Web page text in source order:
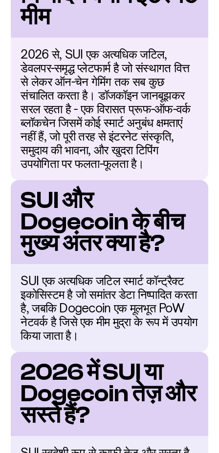
मीम
2026 से, SUI एक अत्यधिक जटिल,
डेवलपर-समृद्ध प्लेटफार्म है जो संस्थागत वित्त
से लेकर ऑन-चेन गेमिंग तक सब कुछ
संचालित करता है। डॉजकॉइन जानबूझकर
सरल रहता है - एक विरासत प्रूफ-ऑफ-वर्क
ब्लॉकचेन जिसमें कोई स्मार्ट अनुबंध क्षमताएं
नहीं हैं, जो पूरी तरह से इंटरनेट संस्कृति,
समुदाय की भावना, और खुदरा टिपिंग
उपयोगिता पर फलता-फूलता है।
SUI और
Dogecoin के बीच
मुख्य अंतर क्या है?
SUI एक अत्यधिक जटिल स्मार्ट कॉन्ट्रैक्ट
इकोसिस्टम है जो समांतर डेटा निष्पादित करता
है, जबकि Dogecoin एक मूलभूत PoW
नेटवर्क है जिसे एक मीम मुद्रा के रूप में उपयोग
किया जाता है।
2026 में SUI या
Dogecoin तेज़ और
सस्ते हैं?